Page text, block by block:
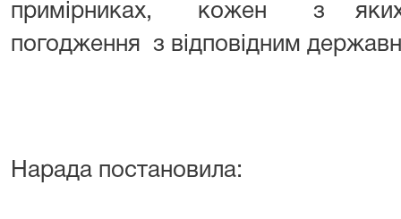
примірниках, кожен з
погодження з відповідним
Нарада постановила: